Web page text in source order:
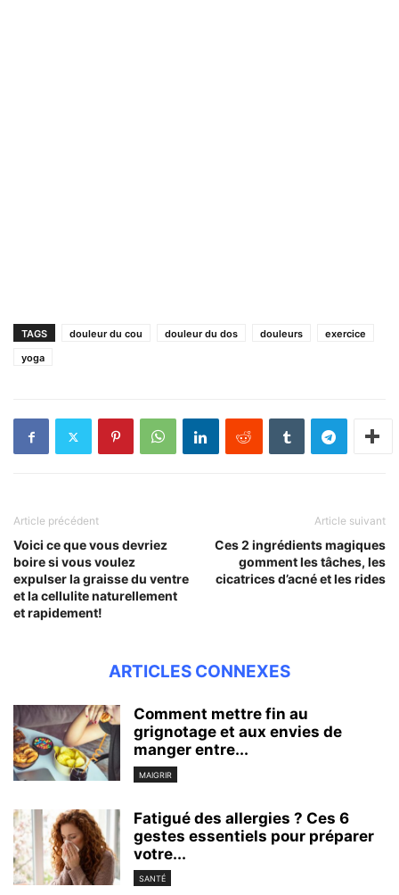
TAGS douleur du cou douleur du dos douleurs
exercice
yoga
Article précédent
Voici ce que vous devriez
boire si vous voulez
expulser la graisse du ventre
et la cellulite naturellement
et rapidement!
Article suivant
Ces 2 ingrédients magiques
gomment les tâches, les
cicatrices d’acné et les rides
ARTICLES CONNEXES
Comment mettre fin au
grignotage et aux envies de
manger entre...
MAIGRIR
Fatigué des allergies ? Ces 6
gestes essentiels pour préparer
votre...
SANTÉ